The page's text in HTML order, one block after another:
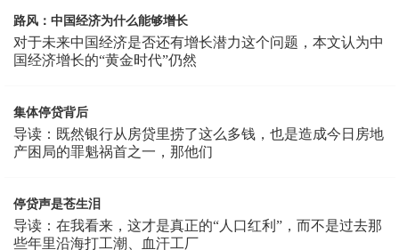
路风：中国经济为什么能够增长
对于未来中国经济是否还有增长潜力这个问题，本文认为中
国经济增长的“黄金时代”仍然
集体停贷背后
导读：既然银行从房贷里捞了这么多钱，也是造成今日房地
产困局的罪魁祸首之一，那他们
停贷声是苍生泪
导读：在我看来，这才是真正的“人口红利”，而不是过去那
些年里沿海打工潮、血汗工厂